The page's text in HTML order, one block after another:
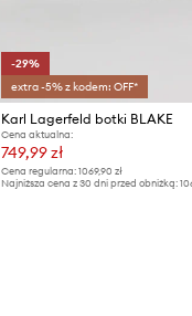
-29%
extra -5% z kodem: OFF*
Karl Lagerfeld botki BLAKE
Cena aktualna:
749,99 zł
Cena regularna:1069,90 zł
Najniższa cena z 30 dni przed obniżką: